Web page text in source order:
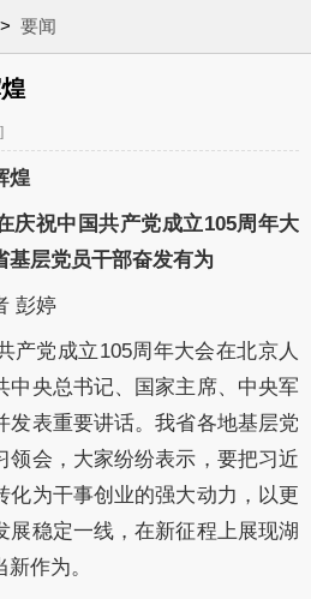
要闻
煌
祝中国共产党成立105周年大
基层党员干部奋发有为
彭婷
产党成立105周年大会在北京人
中央总书记、国家主席、中央军
发表重要讲话。我省各地基层党
领会，大家纷纷表示，要把习近
化为干事创业的强大动力，以更
展稳定一线，在新征程上展现湖
作为。